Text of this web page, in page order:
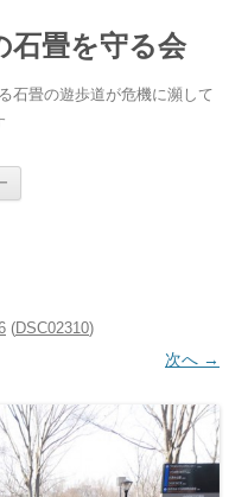
石畳を守る会
石畳の遊歩道が危機に瀕して
(DSC02310)
次へ →